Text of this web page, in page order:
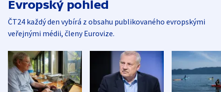
Evropský pohled
ČT24 každý den vybírá z obsahu publikovaného evropskými
veřejnými médii, členy Eurovize.